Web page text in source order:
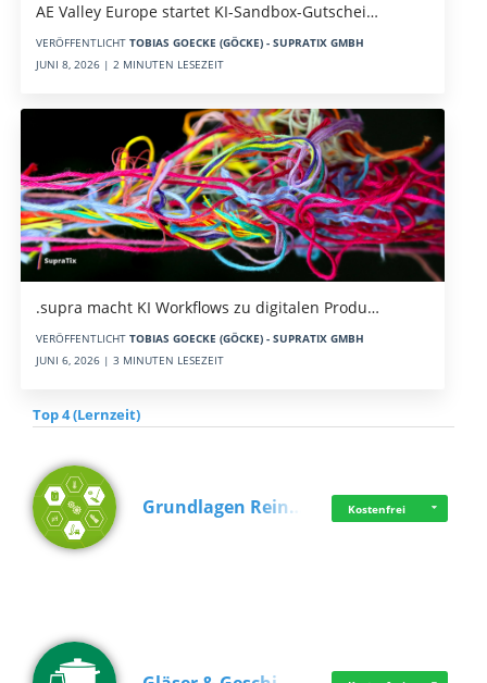
AE Valley Europe startet KI-Sandbox-Gutschei…
VERÖFFENTLICHT TOBIAS GOECKE (GÖCKE) - SUPRATIX GMBH
JUNI 8, 2026 | 2 MINUTEN LESEZEIT
.supra macht KI Workflows zu digitalen Produ…
VERÖFFENTLICHT TOBIAS GOECKE (GÖCKE) - SUPRATIX GMBH
JUNI 6, 2026 | 3 MINUTEN LESEZEIT
Top 4 (Lernzeit)
Grundlagen Rein… Kostenfrei